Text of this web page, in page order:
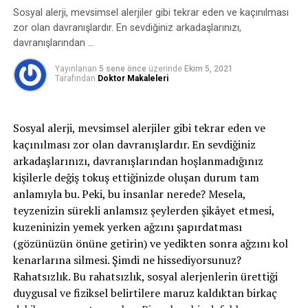
Tiroid Orbitopati (Tiroid hastalılarına bağlı göz
hastalığı)
Pupilla Anomalileri (Göz Bebeği şekil/fonksiyon
bozuklukları)
Nörooftalmolojik hastalıklar, hastalığın etkilediği
bölgeye ve hastalarda oluşturduğu fonksiyon kaybına
göre değişen şikayetlere neden olurlar. Nörooftalmolojik
hastalıkların en sık belirtileri şunlardır:
Ani görme kaybı
Renkli görmede bozulma
Görme alanında daralma
konjenital bronşektaziler sayılabilir. Konjenital
bronşektazilerde bronş duvarında kıkırdak gelişimi
sorunları olabilmektedir.
Bronşektazinin semptomları nelerdir?
bazen kanlı balgam (hemoptizi) da olabilir.
Bronşektazisi görece yaygın olan hastalar özellikle
kış mevsiminde enfeksiyonlardan dolayı fazla
miktarda balgam çıkarabilirler. Bronşektazinin yeri
ve yaygınlığı çok önemlidir. Lokalize bronşektaziler
karinanın alt tarafındaysalar sekresyonlardan dolayı
sık sık enfekte olabilirler. Üst loblarda olan
bronşektaziler daha çok akciğer tüberkülozu sekeli
olarak değerlendirilebilirler. Genelikle enfekte
olmazlar. Pulmoner sekestrasyon denilen
anomalilerde de bronşektaziler gözlenebilir. Bu
Sosyal alerji, mevsimsel alerjiler gibi tekrar eden ve kaçınılması
zor olan davranışlardır. En sevdiğiniz arkadaşlarınızı,
davranışlarından …
Yayınlanan 5 sene önce üzerinde Ekim 5, 2021
Tarafından Doktor Makaleleri
Sosyal alerji, mevsimsel alerjiler gibi tekrar eden ve
kaçınılması zor olan davranışlardır. En sevdiğiniz
arkadaşlarınızı, davranışlarından hoşlanmadığınız
kişilerle değiş tokuş ettiğinizde oluşan durum tam
anlamıyla bu. Peki, bu insanlar nerede? Mesela,
teyzenizin sürekli anlamsız şeylerden şikâyet etmesi,
kuzeninizin yemek yerken ağzını şapırdatması
(gözünüzün önüne getirin) ve yedikten sonra ağzını kol
kenarlarına silmesi. Şimdi ne hissediyorsunuz?
Rahatsızlık. Bu rahatsızlık, sosyal alerjenlerin ürettiği
duygusal ve fiziksel belirtilere maruz kaldıktan birkaç